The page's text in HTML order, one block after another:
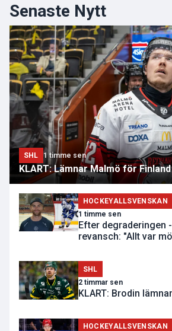
Senaste Nytt
SHL 1 timme sen
KLART: Lämnar Malmö för Finland
HOCKEYALLSVENSKAN
1 timme sen
Efter degraderingen
revansch: "Allt var
SHL
2 timmar sen
KLART: Brodin
HOCKEYALLSVENSKAN